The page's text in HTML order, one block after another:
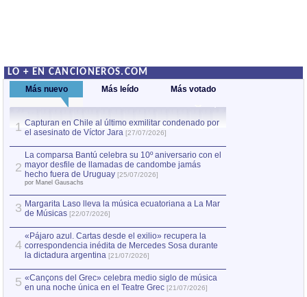
LO + EN CANCIONEROS.COM
Más nuevo Más leído Más votado
1 Capturan en Chile al último exmilitar condenado por
el asesinato de Víctor Jara [27/07/2026]
2
La comparsa Bantú celebra su 10º aniversario con el
mayor desfile de llamadas de candombe jamás
hecho fuera de Uruguay [25/07/2026]
por Manel Gausachs
3 Margarita Laso lleva la música ecuatoriana a La Mar
de Músicas [22/07/2026]
4
«Pájaro azul. Cartas desde el exilio» recupera la
correspondencia inédita de Mercedes Sosa durante
la dictadura argentina [21/07/2026]
5 «Cançons del Grec» celebra medio siglo de música
en una noche única en el Teatre Grec [21/07/2026]